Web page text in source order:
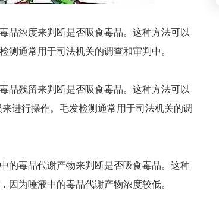
品浓度来判断是否吸食毒品。这种方法可以
测通常用于司法机关的调查和审判中。
品残留来判断是否吸食毒品。这种方法可以
进行操作。毛发检测通常用于司法机关的调
的毒品代谢产物来判断是否吸食毒品。这种
因为唾液中的毒品代谢产物浓度较低。